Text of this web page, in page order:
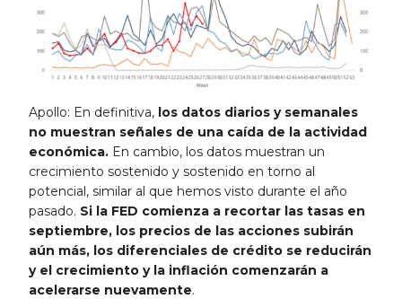
Apollo: En definitiva, los datos diarios y semanales
no muestran señales de una caída de la actividad
económica. En cambio, los datos muestran un
crecimiento sostenido y sostenido en torno al
potencial, similar al que hemos visto durante el año
pasado. Si la FED comienza a recortar las tasas en
septiembre, los precios de las acciones subirán
aún más, los diferenciales de crédito se reducirán
y el crecimiento y la inflación comenzarán a
acelerarse nuevamente.